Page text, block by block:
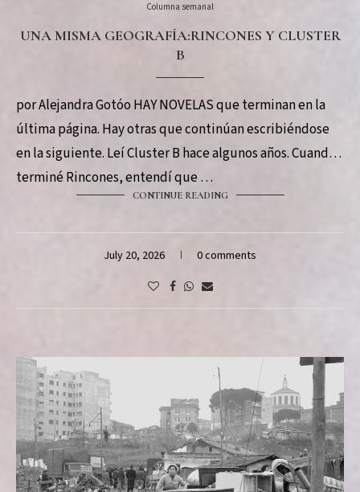
Columna semanal
UNA MISMA GEOGRAFÍA:RINCONES Y CLUSTER
B
por Alejandra Gotóo HAY NOVELAS que terminan en la
última página. Hay otras que continúan escribiéndose
en la siguiente. Leí Cluster B hace algunos años. Cuando
terminé Rincones, entendí que …
CONTINUE READING
July 20, 2026 0 comments